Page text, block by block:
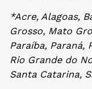
*Acre, Alagoas,
Grosso, Mato
Paraíba, Paraná,
Rio Grande do
Santa Catarina,